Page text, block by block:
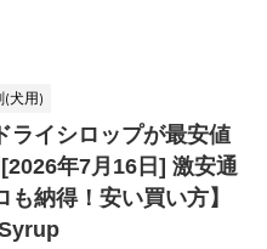
(犬用)
ライシロップが最安値
[2026年7月16日] 激安通
も納得！安い買い方】